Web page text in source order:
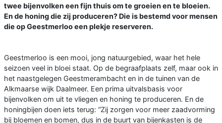
twee bijenvolken een fijn thuis om te groeien en te bloeien.
En de honing die zij produceren? Die is bestemd voor mensen
die op Geestmerloo een plekje reserveren.
Geestmerloo is een mooi, jong natuurgebied, waar het hele
seizoen veel in bloei staat. Op de begraafplaats zelf, maar ook in
het naastgelegen Geestmerambacht en in de tuinen van de
Alkmaarse wijk Daalmeer. Een prima uitvalsbasis voor
bijenvolken om uit te vliegen en honing te produceren. En de
honingbijen doen iets terug: “Zij zorgen voor meer zaadvorming
bij bloemen en bomen, dus in de buurt van bijenkasten is de